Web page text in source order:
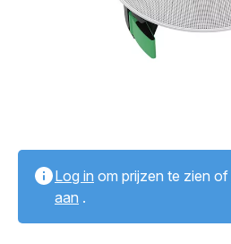
Log in om prijzen te zien of
aan .